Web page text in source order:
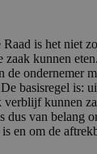
is het niet
zaak kunnen
de ondernemer
basisregel is:
verblijf kunnen
dus van belang
en om de